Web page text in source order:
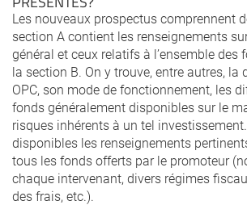
Les nouveaux prospectus comprennent
section A contient les renseignements
général et ceux relatifs à l’ensemble des
la section B. On y trouve, entre autres, la
OPC, son mode de fonctionnement, les
fonds généralement disponibles sur le
risques inhérents à un tel
disponibles les renseignements
tous les fonds offerts par le promoteur
chaque intervenant, divers régimes
des frais, etc.).